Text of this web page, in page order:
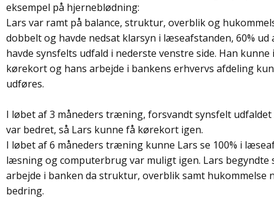
eksempel på hjerneblødning:
Lars var ramt på balance, struktur, overblik og
dobbelt og havde nedsat klarsyn i læseafstanden, 60% ud
havde synsfelts udfald i nederste venstre side. Han kunne
kørekort og hans arbejde i bankens erhvervs afdeling
udføres.
I løbet af 3 måneders træning, forsvandt synsfelt udfaldet
var bedret, så Lars kunne få kørekort igen.
I løbet af 6 måneders træning kunne Lars se 100% i
læsning og computerbrug var muligt igen. Lars begyndte
arbejde i banken da struktur, overblik samt hukommelse
bedring.